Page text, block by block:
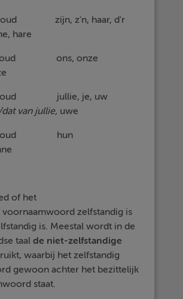
zijn, z'n, haar, d'r
ons, onze
jullie, je, uw
van jullie, uwe
hun
of het
zelfstandig is
is. Meestal wordt in de
taalde niet-zelfstandige
waarbij het zelfstandig
gewoon achter het bezittelijk
staat.